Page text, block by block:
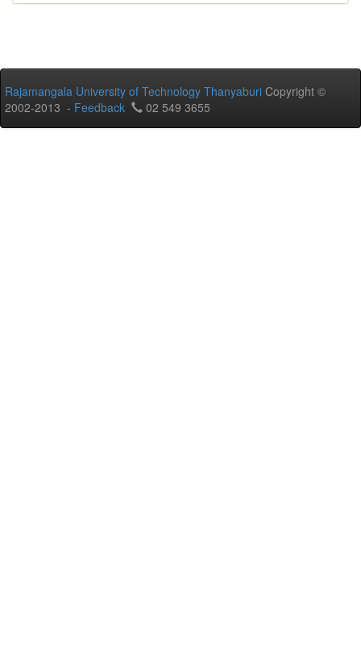
Rajamangala University of Technology Thanyaburi Copyright ©
2002-2013 - Feedback 02 549 3655